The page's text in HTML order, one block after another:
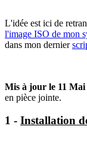
L'idée est ici de
l'image ISO de mon
dans mon dernier
Mis à jour le 11
en pièce jointe.
1 - Installation